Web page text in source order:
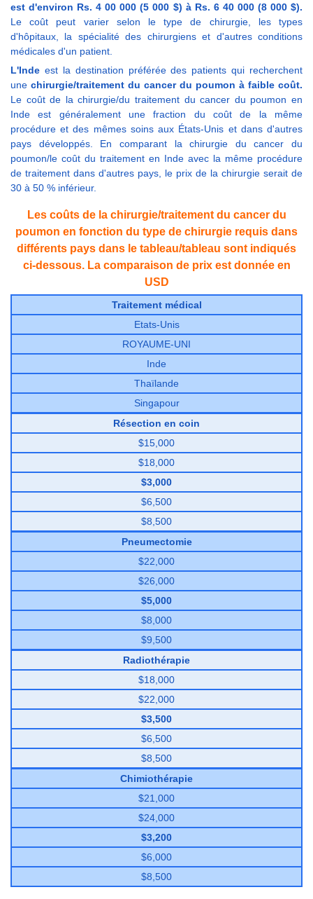
est d'environ Rs. 4 00 000 (5 000 $) à Rs. 6 40 000 (8 000 $).
Le coût peut varier selon le type de chirurgie, les types
d'hôpitaux, la spécialité des chirurgiens et d'autres conditions
médicales d'un patient.
L'Inde est la destination préférée des patients qui recherchent
une chirurgie/traitement du cancer du poumon à faible coût.
Le coût de la chirurgie/du traitement du cancer du poumon en
Inde est généralement une fraction du coût de la même
procédure et des mêmes soins aux États-Unis et dans d'autres
pays développés. En comparant la chirurgie du cancer du
poumon/le coût du traitement en Inde avec la même procédure
de traitement dans d'autres pays, le prix de la chirurgie serait de
30 à 50 % inférieur.
Les coûts de la chirurgie/traitement du cancer du
poumon en fonction du type de chirurgie requis dans
différents pays dans le tableau/tableau sont indiqués
ci-dessous. La comparaison de prix est donnée en
USD
Traitement médical
Etats-Unis
ROYAUME-UNI
Inde
Thaïlande
Singapour
Résection en coin
$15,000
$18,000
$3,000
$6,500
$8,500
Pneumectomie
$22,000
$26,000
$5,000
$8,000
$9,500
Radiothérapie
$18,000
$22,000
$3,500
$6,500
$8,500
Chimiothérapie
$21,000
$24,000
$3,200
$6,000
$8,500